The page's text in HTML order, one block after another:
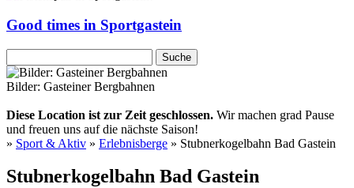
Good times in Sportgastein
Bilder: Gasteiner Bergbahnen
Diese Location ist zur Zeit geschlossen. Wir machen grad Pause
und freuen uns auf die nächste Saison!
» Sport & Aktiv » Erlebnisberge » Stubnerkogelbahn Bad Gastein
Stubnerkogelbahn Bad Gastein